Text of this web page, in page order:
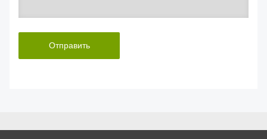
Отправить